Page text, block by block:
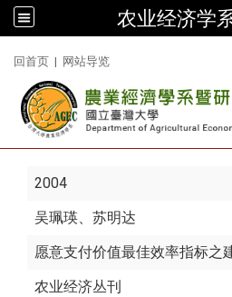
农业经济学
回首页 | 网站导览
2004
吴珮瑛、苏明达
愿意支付价值最佳效率指标之
农业经济丛刊